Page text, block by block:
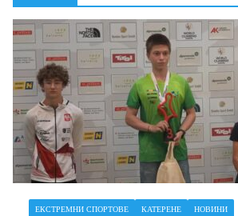
ЕКСТРЕМНИ СПОРТОВЕ КАТЕРЕНЕ НОВИНИ